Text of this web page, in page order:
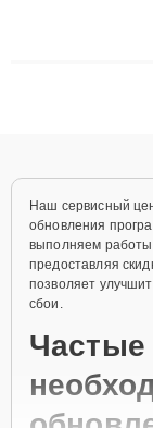
технику с
Наш сервисный
обновления
выполняем работы
предоставляя
позволяет
сбои.